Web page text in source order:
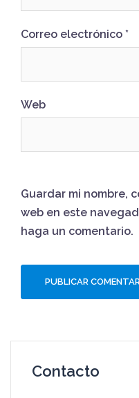
Correo electrónico *
Web
Guardar mi nombre,
web en este
haga un comentario.
Contacto